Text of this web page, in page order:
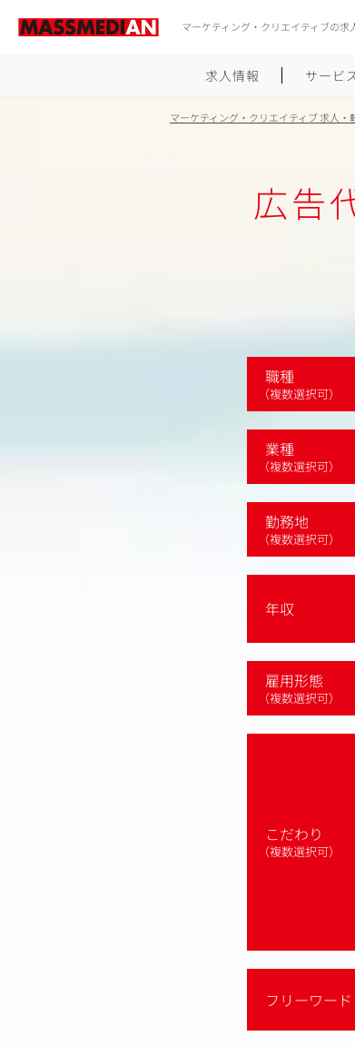
マーケティング・クリエイティブの
求人情報 サービ
マーケティング・クリエイティブ 求人・
広告
職種
（複数選択可）
業種
（複数選択可）
勤務地
（複数選択可）
年収
雇用形態
（複数選択可）
こだわり
（複数選択可）
フリーワード